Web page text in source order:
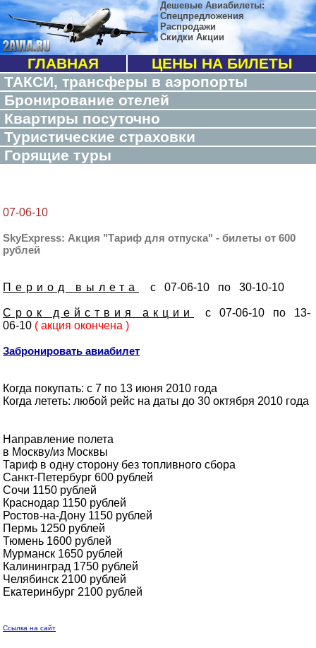
Дешевые Авиабилеты:
Спецпредложения
Распродажи
Скидки Акции
ГЛАВНАЯ
ЦЕНЫ НА БИЛЕТЫ
ТАКСИ, трансферы в аэропорты
Бронирование отелей
Квартиры посуточно
Туристические страховки
Горящие туры
07-06-10
SkyExpress: Акция "Тариф для отпуска" - билеты от 600
рублей
Период вылета с 07-06-10 по 30-10-10
Срок действия акции
с 07-06-10 по 13-
06-10 ( акция окончена )
Забронировать авиабилет
Когда покупать: с 7 по 13 июня 2010 года
Когда лететь: любой рейс на даты до 30 октября 2010 года
Направление полета
в Москву/из Москвы
Тариф в одну сторону без топливного сбора
Санкт-Петербург 600 рублей
Сочи 1150 рублей
Краснодар 1150 рублей
Ростов-на-Дону 1150 рублей
Пермь 1250 рублей
Тюмень 1600 рублей
Мурманск 1650 рублей
Калининград 1750 рублей
Челябинск 2100 рублей
Екатеринбург 2100 рублей
Ссылка на сайт